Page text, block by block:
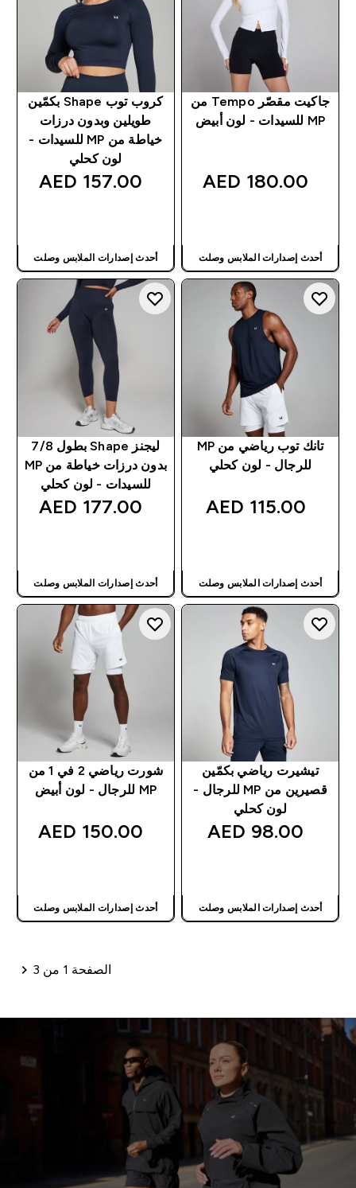
جاكيت مقصّر Tempo من
MP للسيدات - لون أبيض
180.00 AED‎
أحدث إصدارات الملابس وصلت
كروب توب Shape بكمّين
طويلين وبدون درزات
خياطة من MP للسيدات -
لون كحلي
157.00 AED‎
أحدث إصدارات الملابس وصلت
تانك توب رياضي من MP
للرجال - لون كحلي
115.00 AED‎
أحدث إصدارات الملابس وصلت
ليجنز Shape بطول 7/8
بدون درزات خياطة من MP
للسيدات - لون كحلي
177.00 AED‎
أحدث إصدارات الملابس وصلت
تيشيرت رياضي بكمّين
قصيرين من MP للرجال -
لون كحلي
98.00 AED‎
أحدث إصدارات الملابس وصلت
شورت رياضي 2 في 1 من
MP للرجال - لون أبيض
150.00 AED‎
أحدث إصدارات الملابس وصلت
ترقيم الصفحات
الصفحة 1 من 3